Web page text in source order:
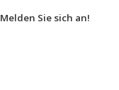
Melden Sie sich an!